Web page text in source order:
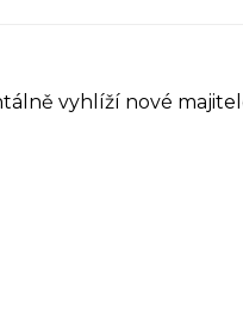
vyhlíží nové